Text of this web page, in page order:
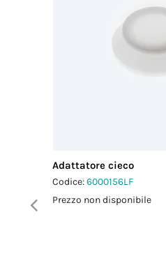
Adattatore cieco
Codice:6000156LF
Prezzo non disponibile